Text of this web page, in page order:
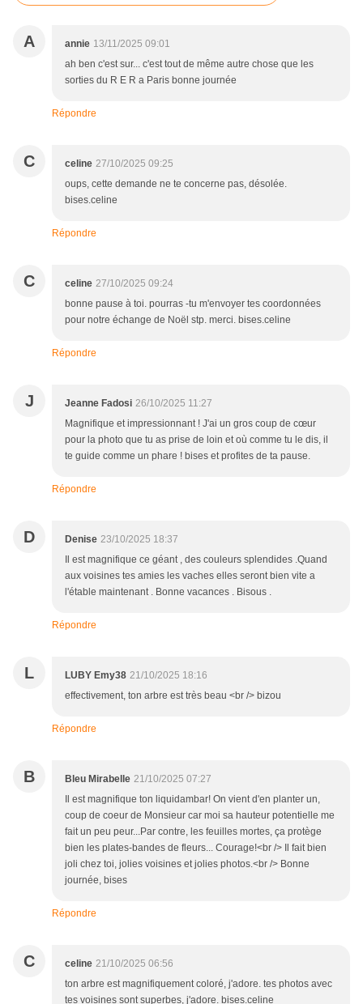
A annie 13/11/2025 09:01
ah ben c'est sur... c'est tout de même autre chose que les
sorties du R E R a Paris bonne journée
Répondre
C celine 27/10/2025 09:25
oups, cette demande ne te concerne pas, désolée.
bises.celine
Répondre
C celine 27/10/2025 09:24
bonne pause à toi. pourras -tu m'envoyer tes coordonnées
pour notre échange de Noël stp. merci. bises.celine
Répondre
J Jeanne Fadosi 26/10/2025 11:27
Magnifique et impressionnant ! J'ai un gros coup de cœur
pour la photo que tu as prise de loin et où comme tu le dis, il
te guide comme un phare ! bises et profites de ta pause.
Répondre
D Denise 23/10/2025 18:37
Il est magnifique ce géant , des couleurs splendides .Quand
aux voisines tes amies les vaches elles seront bien vite a
l'étable maintenant . Bonne vacances . Bisous .
Répondre
L LUBY Emy38 21/10/2025 18:16
effectivement, ton arbre est très beau <br /> bizou
Répondre
B Bleu Mirabelle 21/10/2025 07:27
Il est magnifique ton liquidambar! On vient d'en planter un,
coup de coeur de Monsieur car moi sa hauteur potentielle me
fait un peu peur...Par contre, les feuilles mortes, ça protège
bien les plates-bandes de fleurs... Courage!<br /> Il fait bien
joli chez toi, jolies voisines et jolies photos.<br /> Bonne
journée, bises
Répondre
C celine 21/10/2025 06:56
ton arbre est magnifiquement coloré, j'adore. tes photos avec
tes voisines sont superbes, j'adore. bises.celine